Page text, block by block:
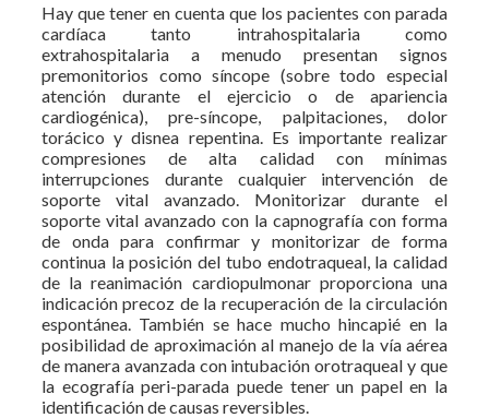
Hay que tener en cuenta que los pacientes con parada
cardíaca tanto intrahospitalaria como
extrahospitalaria a menudo presentan signos
premonitorios como síncope (sobre todo especial
atención durante el ejercicio o de apariencia
cardiogénica), pre-síncope, palpitaciones, dolor
torácico y disnea repentina. Es importante realizar
compresiones de alta calidad con mínimas
interrupciones durante cualquier intervención de
soporte vital avanzado. Monitorizar durante el
soporte vital avanzado con la capnografía con forma
de onda para confirmar y monitorizar de forma
continua la posición del tubo endotraqueal, la calidad
de la reanimación cardiopulmonar proporciona una
indicación precoz de la recuperación de la circulación
espontánea. También se hace mucho hincapié en la
posibilidad de aproximación al manejo de la vía aérea
de manera avanzada con intubación orotraqueal y que
la ecografía peri-parada puede tener un papel en la
identificación de causas reversibles.